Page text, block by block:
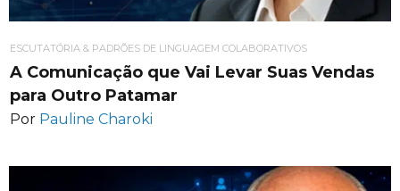
ESCUTATÓRIA & PADRÕES DE LINGUAGEM COLABORATIVOS
A Comunicação que Vai Levar Suas Vendas
para Outro Patamar
Por Pauline Charoki